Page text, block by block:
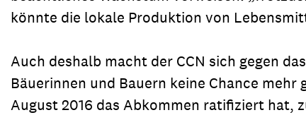
könnte die lokale Produktion von
Auch deshalb macht der CCN sich gegen
Bäuerinnen und Bauern keine Chance
August 2016 das Abkommen ratifiziert hat,